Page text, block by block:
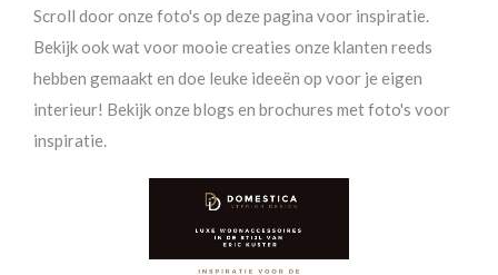
Scroll door onze foto's op deze pagina voor inspiratie.
Bekijk ook wat voor mooie creaties onze klanten reeds
hebben gemaakt en doe leuke ideeën op voor je eigen
interieur! Bekijk onze blogs en brochures met foto's voor
inspiratie.